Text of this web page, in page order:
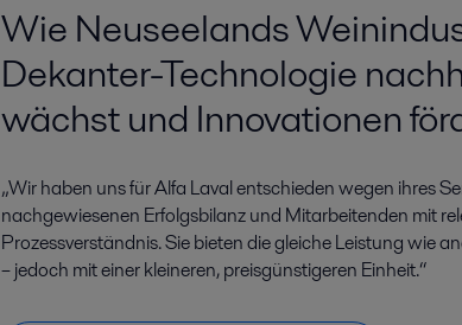
Wie Neuseelands
Dekanter-Technologie
wächst und Innovationen
„Wir haben uns für Alfa Laval entschieden wegen ihres
nachgewiesenen Erfolgsbilanz und Mitarbeitenden mit
Prozessverständnis. Sie bieten die gleiche Leistung wie
– jedoch mit einer kleineren, preisgünstigeren Einheit.“